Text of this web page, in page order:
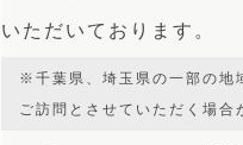
いただいております。
※千葉県、埼玉県の一部の地
ご訪問とさせていただく場合